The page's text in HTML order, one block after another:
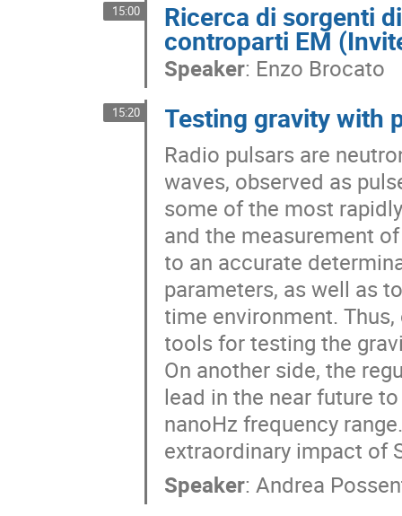
15:00 Ricerca di sorgenti
controparti EM
Speaker: Enzo Brocato
15:20 Testing gravity with
Radio pulsars are
waves, observed as
some of the most
and the measurement
to an accurate
parameters, as well as
time environment.
tools for testing the
On another side, the
lead in the near future
nanoHz frequency
extraordinary impact of
Speaker:Andrea